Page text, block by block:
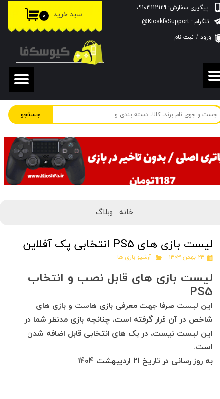
جستجو
پیگیری سفارش: 09103112129
۰ سبد خرید
ورود / ثبت نام
حساب کاربری من
تغییر گذر واژه
سفارشات
خروج از حساب کاربری
تلگرام : KioskfaSupport@
خانه | وبلاگ
لیست بازی های PS5 انتخابی پک آفلاین
۲۴ بهمن ۱۴۰۳ آرشیو بازی ها
لیست بازی های قابل نصب و انتخاب
PS5
این لیست صرفا جهت معرفی بازی هاست و بازی های
شاخص در آن قرار گرفته است، چنانچه بازی مدنظر شما در
این لیست نیست، در پک های انتخابی قابل اضافه شدن
است.
به روز رسانی در تاریخ 21 اردیبهشت 1404